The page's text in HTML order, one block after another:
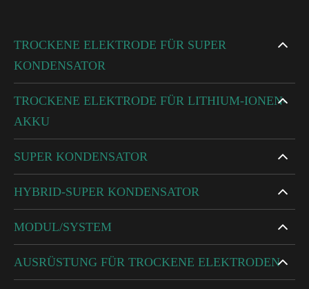
TROCKENE ELEKTRODE FÜR SUPER
KONDENSATOR
TROCKENE ELEKTRODE FÜR LITHIUM-IONEN-
AKKU
SUPER KONDENSATOR
HYBRID-SUPER KONDENSATOR
MODUL/SYSTEM
AUSRÜSTUNG FÜR TROCKENE ELEKTRODEN